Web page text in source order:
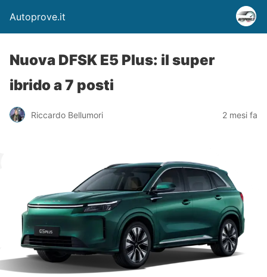
Autoprove.it
Nuova DFSK E5 Plus: il super
ibrido a 7 posti
Riccardo Bellumori 2 mesi fa